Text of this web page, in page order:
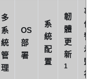
多
系
統
管
理
OS
部
署
系
統
配
置
韌
體
更
新
1
事
件/
警
示
監
視